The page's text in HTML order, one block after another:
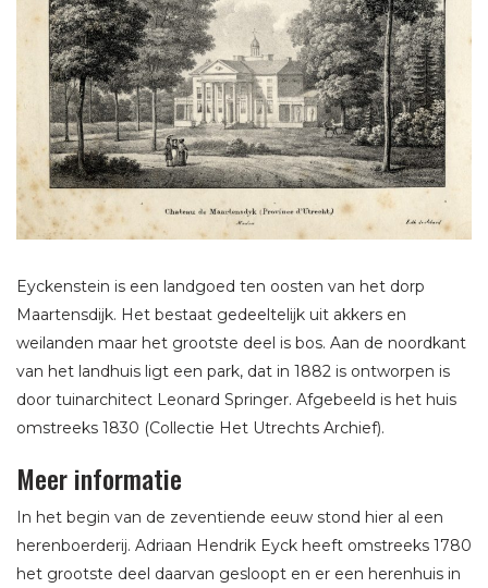
Eyckenstein is een landgoed ten oosten van het dorp
Maartensdijk. Het bestaat gedeeltelijk uit akkers en
weilanden maar het grootste deel is bos. Aan de noordkant
van het landhuis ligt een park, dat in 1882 is ontworpen is
door tuinarchitect Leonard Springer. Afgebeeld is het huis
omstreeks 1830 (Collectie Het Utrechts Archief).
Meer informatie
In het begin van de zeventiende eeuw stond hier al een
herenboerderij. Adriaan Hendrik Eyck heeft omstreeks 1780
het grootste deel daarvan gesloopt en er een herenhuis in